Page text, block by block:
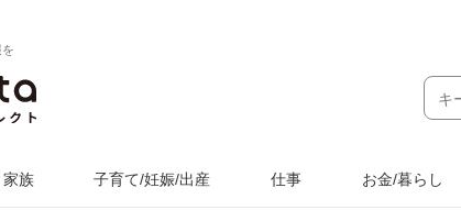
家族 子育て/妊娠/出産 仕事 お金/暮らし